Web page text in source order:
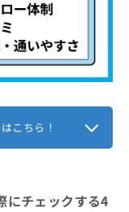
こちら！
にチェックする4